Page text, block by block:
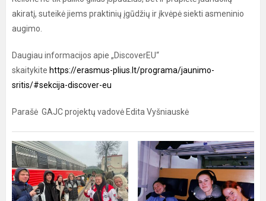
akiratį, suteikė jiems praktinių įgūdžių ir įkvėpė siekti asmeninio
augimo.
Daugiau informacijos apie „DiscoverEU“
skaitykite https://erasmus-plius.lt/programa/jaunimo-
sritis/#sekcija-discover-eu
Parašė GAJC projektų vadovė Edita Vyšniauskė